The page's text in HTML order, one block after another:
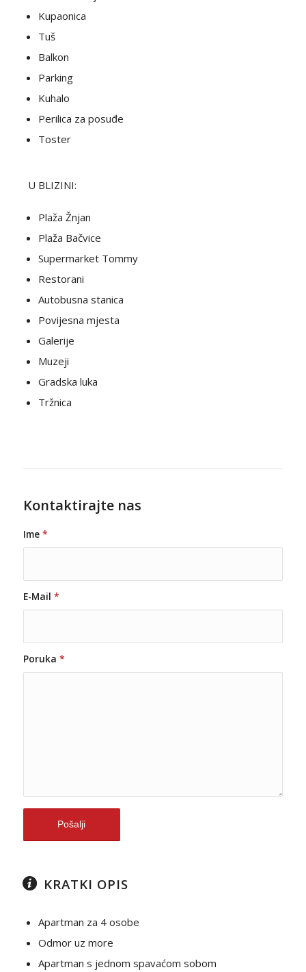
Kupaonica
Tuš
Balkon
Parking
Kuhalo
Perilica za posuđe
Toster
U BLIZINI:
Plaža Žnjan
Plaža Bačvice
Supermarket Tommy
Restorani
Autobusna stanica
Povijesna mjesta
Galerije
Muzeji
Gradska luka
Tržnica
Kontaktirajte nas
Ime *
E-Mail *
Poruka *
KRATKI OPIS
Apartman za 4 osobe
Odmor uz more
Apartman s jednom spavaćom sobom